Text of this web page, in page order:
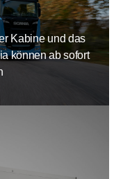
Kabine und das
können ab sofort